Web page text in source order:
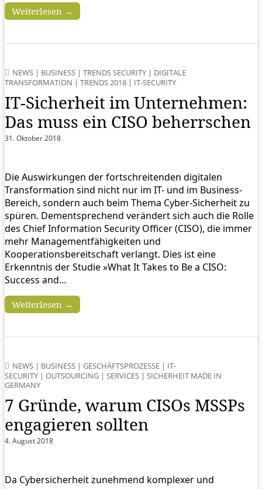
Weiterlesen →
NEWS | BUSINESS | TRENDS SECURITY | DIGITALE
TRANSFORMATION | TRENDS 2018 | IT-SECURITY
IT-Sicherheit im Unternehmen:
Das muss ein CISO beherrschen
31. Oktober 2018
Die Auswirkungen der fortschreitenden digitalen
Transformation sind nicht nur im IT- und im Business-
Bereich, sondern auch beim Thema Cyber-Sicherheit zu
spüren. Dementsprechend verändert sich auch die Rolle
des Chief Information Security Officer (CISO), die immer
mehr Managementfähigkeiten und
Kooperationsbereitschaft verlangt. Dies ist eine
Erkenntnis der Studie »What It Takes to Be a CISO:
Success and…
Weiterlesen →
NEWS | BUSINESS | GESCHÄFTSPROZESSE | IT-
SECURITY | OUTSOURCING | SERVICES | SICHERHEIT MADE IN
GERMANY
7 Gründe, warum CISOs MSSPs
engagieren sollten
4. August 2018
Da Cybersicherheit zunehmend komplexer und